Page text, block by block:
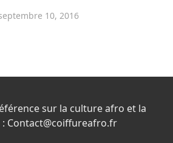
10, 2016
sur la culture afro et la
Contact@coiffureafro.fr